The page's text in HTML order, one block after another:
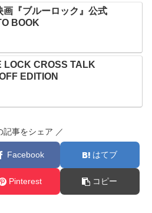
画『ブルーロック』公式
BOOK
LOCK CROSS TALK
EDITION
記事をシェア ／
Facebook はてブ
Pinterest コピー